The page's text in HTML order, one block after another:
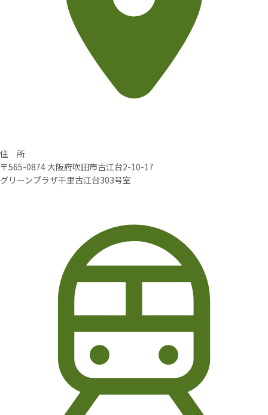
住 所
〒565-0874 大阪府吹田市古江台2-10-17
グリーンプラザ千里古江台303号室